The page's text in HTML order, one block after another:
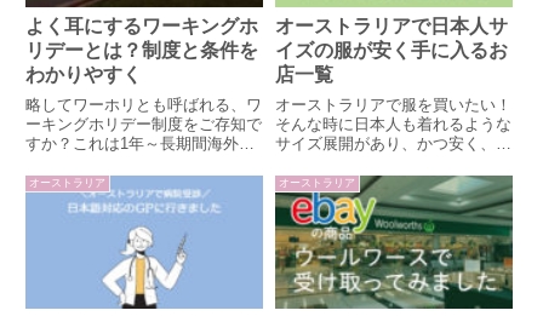
よく耳にするワーキングホ
リデーとは？制度と条件を
わかりやすく
略してワーホリとも呼ばれる、ワ
ーキングホリデー制度をご存知で
すか？これは1年～長期間海外に
度です。ワーキングホリデーって
何？なんのための制度？誰でも利
用できる？ワーホリの制度と条件
を交えながらこれらの疑問にお答
オーストラリアで日本人サ
イズの服が安く手に入るお
店一覧
オーストラリアで服を買いたい！
そんな時に日本人も着れるような
サイズ展開があり、かつ安く、か
日本人にもおなじみの服屋日本で
も見かけるお店がオーストラリア
にも店舗を置いています。馴染み
があるのでデザインやサイズが
分...
オーストラリア オーストラリア